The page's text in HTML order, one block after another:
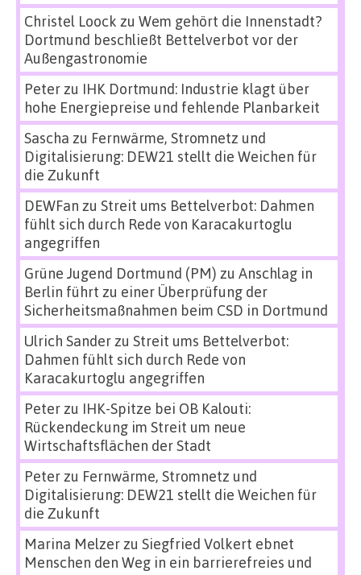
Christel Loock zu Wem gehört die Innenstadt?
Dortmund beschließt Bettelverbot vor der
Außengastronomie
Peterzu IHK Dortmund: Industrie klagt über
hohe Energiepreise und fehlende Planbarkeit
Sascha zu Fernwärme, Stromnetz und
Digitalisierung: DEW21 stellt die Weichen für
die Zukunft
DEWFan zu Streit ums Bettelverbot: Dahmen
fühlt sich durch Rede von Karacakurtoglu
angegriffen
Grüne Jugend Dortmund (PM) zu Anschlag in
Berlin führt zu einer Überprüfung der
Sicherheitsmaßnahmen beim CSD in Dortmund
Ulrich Sanderzu Streit ums Bettelverbot:
Dahmen fühlt sich durch Rede von
Karacakurtoglu angegriffen
Peterzu IHK-Spitze bei OB Kalouti:
Rückendeckung im Streit um neue
Wirtschaftsflächen der Stadt
Peterzu Fernwärme, Stromnetz und
Digitalisierung: DEW21 stellt die Weichen für
die Zukunft
Marina Melzerzu Siegfried Volkert ebnet
Menschen den Weg in ein barrierefreies und